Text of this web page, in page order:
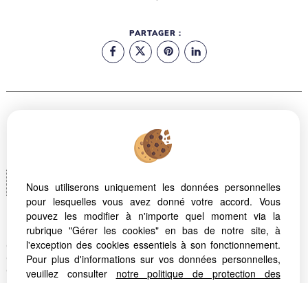
PARTAGER :
Logiciel immobilier
Référencement immobilier
Montpellier (34070)
Quartier Celleneuve Montpellier
Quartier la Chamberte Montpellier
Quartier la Martelle Montpellier
Nous utiliserons uniquement les données personnelles
pour lesquelles vous avez donné votre accord. Vous
pouvez les modifier à n'importe quel moment via la
rubrique "Gérer les cookies" en bas de notre site, à
l'exception des cookies essentiels à son fonctionnement.
Pour plus d'informations sur vos données personnelles,
veuillez consulter notre politique de protection des